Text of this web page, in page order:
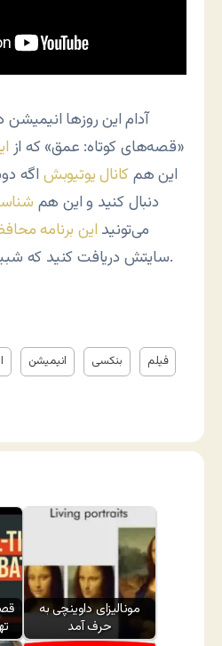
آدام این روزها انیمیشن
«قصه‌های کوتاه: عمق» که از
این همکانال یوتیوبش اگه
دنبال کنید و این هم
می‌تونید این برنامه
سایتش دریافت کنید که شبیه انیمیشن‌های خودشه.
انیمیشن بنکسی فیلم
مونالیزای داوینچی به
حرف آمد